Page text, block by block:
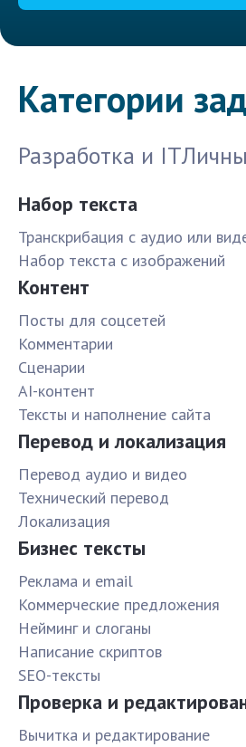
Категории
Разработка и IT
Набор текста
Транскрибация с аудио или
Набор текста с изображений
Контент
Посты для соцсетей
Комментарии
Сценарии
AI-контент
Тексты и наполнение сайта
Перевод и локализация
Перевод аудио и видео
Технический перевод
Локализация
Бизнес тексты
Реклама и email
Коммерческие предложения
Нейминг и слоганы
Написание скриптов
SEO-тексты
Проверка и
Вычитка и редактирование